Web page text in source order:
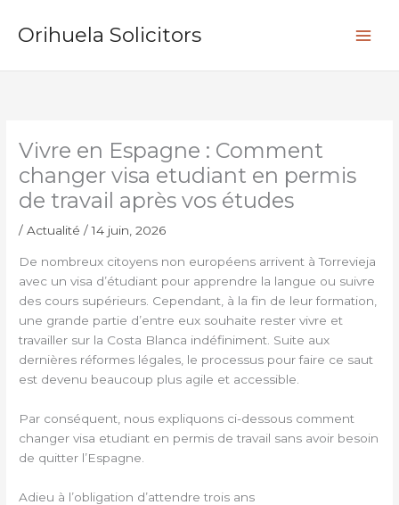
Orihuela Solicitors
Vivre en Espagne : Comment
changer visa etudiant en permis
de travail après vos études
/Actualité /14 juin, 2026
De nombreux citoyens non européens arrivent à Torrevieja
avec un visa d’étudiant pour apprendre la langue ou suivre
des cours supérieurs. Cependant, à la fin de leur formation,
une grande partie d’entre eux souhaite rester vivre et
travailler sur la Costa Blanca indéfiniment. Suite aux
dernières réformes légales, le processus pour faire ce saut
est devenu beaucoup plus agile et accessible.
Par conséquent, nous expliquons ci-dessous comment
changer visa etudiant en permis de travail sans avoir besoin
de quitter l’Espagne.
Adieu à l’obligation d’attendre trois ans
e
c
h
e
r